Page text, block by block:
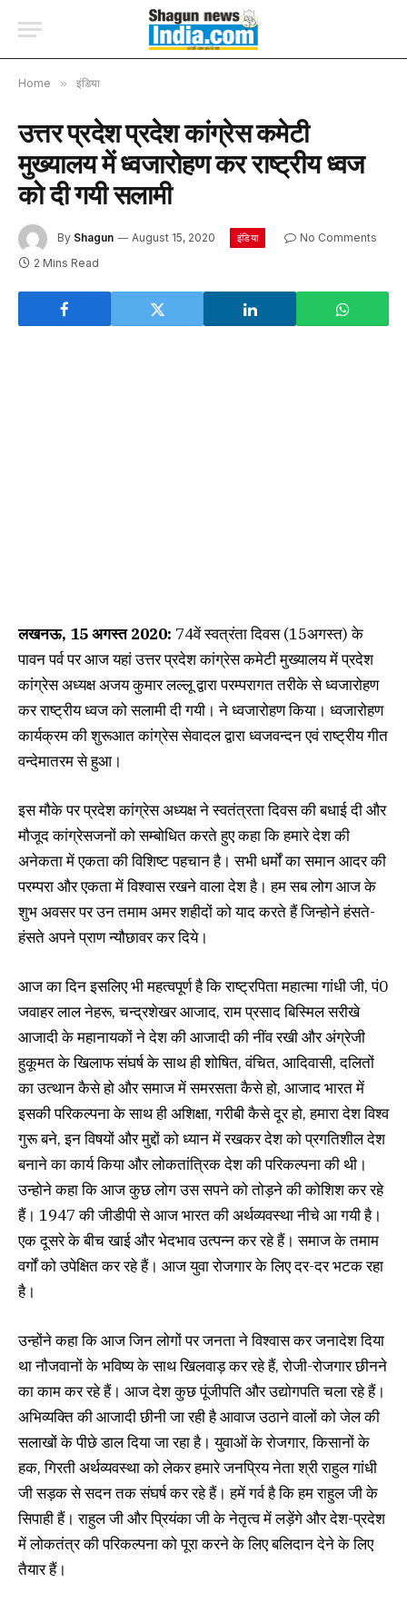
Home » इंडिया
उत्तर प्रदेश प्रदेश कांग्रेस कमेटी
मुख्यालय में ध्वजारोहण कर राष्ट्रीय ध्वज
को दी गयी सलामी
By Shagun August 15, 2020 इंडिया
No Comments
2 Mins Read
लखनऊ, 15 अगस्त 2020: 74वें स्वत्रंता दिवस (15अगस्त) के
पावन पर्व पर आज यहां उत्तर प्रदेश कांग्रेस कमेटी मुख्यालय में प्रदेश
कांग्रेस अध्यक्ष अजय कुमार लल्लू द्वारा परम्परागत तरीके से ध्वजारोहण
कर राष्ट्रीय ध्वज को सलामी दी गयी। ने ध्वजारोहण किया। ध्वजारोहण
कार्यक्रम की शुरूआत कांग्रेस सेवादल द्वारा ध्वजवन्दन एवं राष्ट्रीय गीत
वन्देमातरम से हुआ।
इस मौके पर प्रदेश कांग्रेस अध्यक्ष ने स्वतंत्रता दिवस की बधाई दी और
मौजूद कांग्रेसजनों को सम्बोधित करते हुए कहा कि हमारे देश की
अनेकता में एकता की विशिष्ट पहचान है। सभी धर्मों का समान आदर की
परम्परा और एकता में विश्वास रखने वाला देश है। हम सब लोग आज के
शुभ अवसर पर उन तमाम अमर शहीदों को याद करते हैं जिन्होने हंसते-
हंसते अपने प्राण न्यौछावर कर दिये।
आज का दिन इसलिए भी महत्वपूर्ण है कि राष्ट्रपिता महात्मा गांधी जी, पं0
जवाहर लाल नेहरू, चन्द्रशेखर आजाद, राम प्रसाद बिस्मिल सरीखे
आजादी के महानायकों ने देश की आजादी की नींव रखी और अंग्रेजी
हुकूमत के खिलाफ संघर्ष के साथ ही शोषित, वंचित, आदिवासी, दलितों
का उत्थान कैसे हो और समाज में समरसता कैसे हो, आजाद भारत में
इसकी परिकल्पना के साथ ही अशिक्षा, गरीबी कैसे दूर हो, हमारा देश विश्व
गुरू बने, इन विषयों और मुद्दों को ध्यान में रखकर देश को प्रगतिशील देश
बनाने का कार्य किया और लोकतांत्रिक देश की परिकल्पना की थी।
उन्होने कहा कि आज कुछ लोग उस सपने को तोड़ने की कोशिश कर रहे
हैं। 1947 की जीडीपी से आज भारत की अर्थव्यवस्था नीचे आ गयी है।
एक दूसरे के बीच खाई और भेदभाव उत्पन्न कर रहे हैं। समाज के तमाम
वर्गों को उपेक्षित कर रहे हैं। आज युवा रोजगार के लिए दर-दर भटक रहा
है।
उन्होंने कहा कि आज जिन लोगों पर जनता ने विश्वास कर जनादेश दिया
था नौजवानों के भविष्य के साथ खिलवाड़ कर रहे हैं, रोजी-रोजगार छीनने
का काम कर रहे हैं। आज देश कुछ पूंजीपति और उद्योगपति चला रहे हैं।
अभिव्यक्ति की आजादी छीनी जा रही है आवाज उठाने वालों को जेल की
सलाखों के पीछे डाल दिया जा रहा है। युवाओं के रोजगार, किसानों के
हक, गिरती अर्थव्यवस्था को लेकर हमारे जनप्रिय नेता श्री राहुल गांधी
जी सड़क से सदन तक संघर्ष कर रहे हैं। हमें गर्व है कि हम राहुल जी के
सिपाही हैं। राहुल जी और प्रियंका जी के नेतृत्व में लड़ेंगे और देश-प्रदेश
में लोकतंत्र की परिकल्पना को पूरा करने के लिए बलिदान देने के लिए
तैयार हैं।